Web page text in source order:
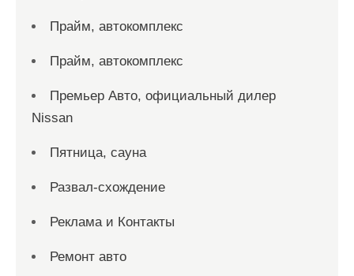
Прайм, автокомплекс
Прайм, автокомплекс
Премьер Авто, официальный дилер
Nissan
Пятница, сауна
Развал-схождение
Реклама и Контакты
Ремонт авто